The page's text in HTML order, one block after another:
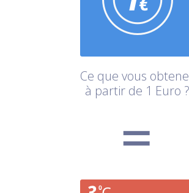
Ce que vous
à partir de 1 Euro ?